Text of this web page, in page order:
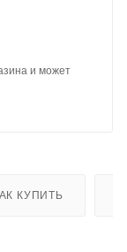
и может
КУПИТЬ